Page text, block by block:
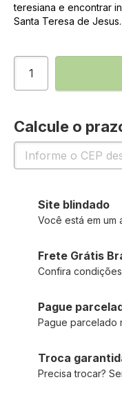
teresiana e encontrar
Santa Teresa de Jesus.
Calcule o
Site blindado
Você está em um
Frete Grátis
Confira
Pague
Pague parcelado
Troca
Precisa trocar?